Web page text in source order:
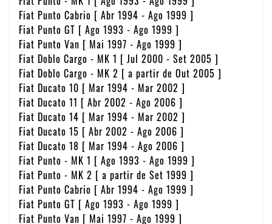
Fiat Punto Cabrio [ Abr 1994 - Ago 1999 ]
Fiat Punto GT [ Ago 1993 - Ago 1999 ]
Fiat Punto Van [ Mai 1997 - Ago 1999 ]
Fiat Doblo Cargo - MK 1 [ Jul 2000 - Set 2005 ]
Fiat Doblo Cargo - MK 2 [ a partir de Out 2005 ]
Fiat Ducato 10 [ Mar 1994 - Mar 2002 ]
Fiat Ducato 11 [ Abr 2002 - Ago 2006 ]
Fiat Ducato 14 [ Mar 1994 - Mar 2002 ]
Fiat Ducato 15 [ Abr 2002 - Ago 2006 ]
Fiat Ducato 18 [ Mar 1994 - Ago 2006 ]
Fiat Punto - MK 1 [ Ago 1993 - Ago 1999 ]
Fiat Punto - MK 2 [ a partir de Set 1999 ]
Fiat Punto Cabrio [ Abr 1994 - Ago 1999 ]
Fiat Punto GT [ Ago 1993 - Ago 1999 ]
Fiat Punto Van [ Mai 1997 - Ago 1999 ]